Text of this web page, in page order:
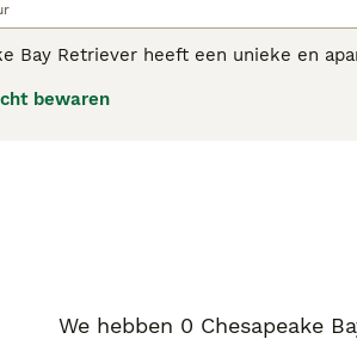
Bay Retriever heeft een unieke en
meestal één lid van het gezin
bewaren
We hebben 0 Chesapeake